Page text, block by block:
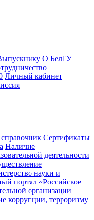
О БелГУ
Личный кабинет
Сертификаты
Наличие
деятельности
науки и
портал «Российское
организации
коррупции, терроризму